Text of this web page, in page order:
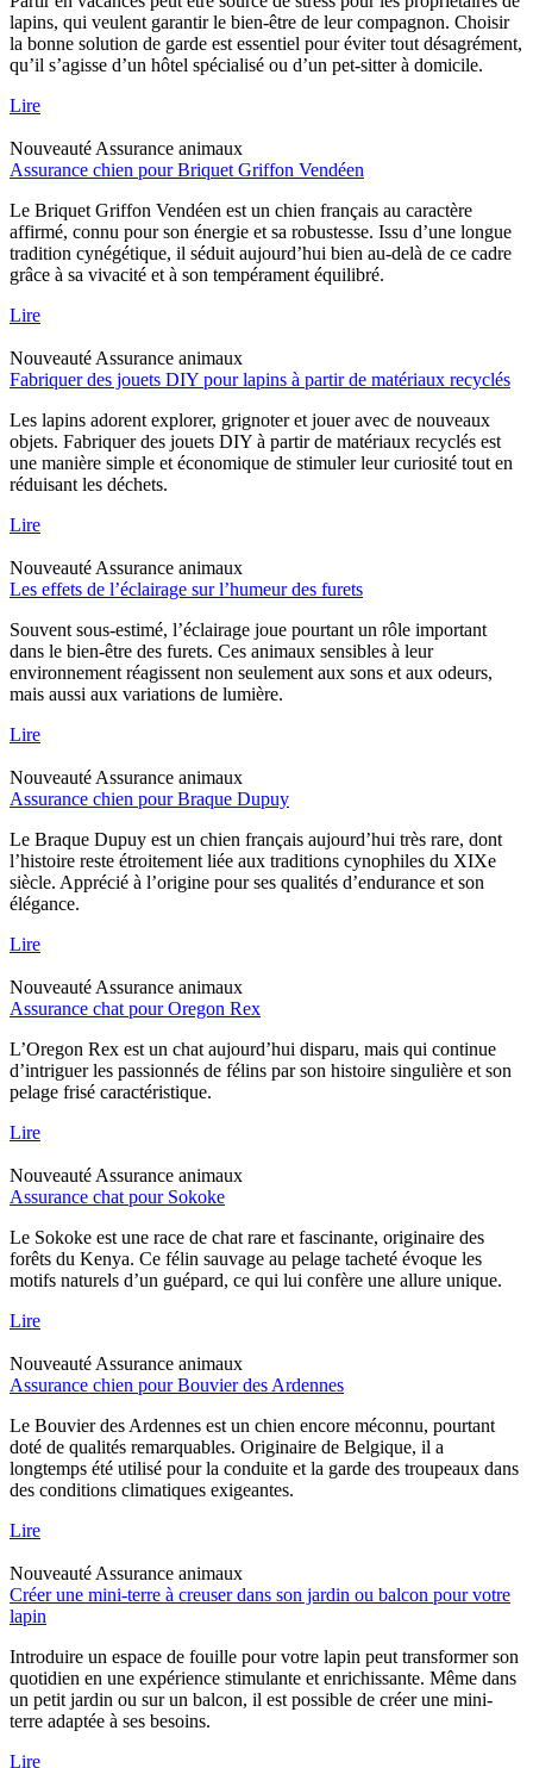
lapins, qui veulent garantir le bien-être de leur compagnon. Choisir
la bonne solution de garde est essentiel pour éviter tout désagrément,
qu’il s’agisse d’un hôtel spécialisé ou d’un pet-sitter à domicile.
Lire
Nouveauté Assurance animaux
Assurance chien pour Briquet Griffon Vendéen
Le Briquet Griffon Vendéen est un chien français au caractère
affirmé, connu pour son énergie et sa robustesse. Issu d’une longue
tradition cynégétique, il séduit aujourd’hui bien au-delà de ce cadre
grâce à sa vivacité et à son tempérament équilibré.
Lire
Nouveauté Assurance animaux
Fabriquer des jouets DIY pour lapins à partir de matériaux recyclés
Les lapins adorent explorer, grignoter et jouer avec de nouveaux
objets. Fabriquer des jouets DIY à partir de matériaux recyclés est
une manière simple et économique de stimuler leur curiosité tout en
réduisant les déchets.
Lire
Nouveauté Assurance animaux
Les effets de l’éclairage sur l’humeur des furets
Souvent sous-estimé, l’éclairage joue pourtant un rôle important
dans le bien-être des furets. Ces animaux sensibles à leur
environnement réagissent non seulement aux sons et aux odeurs,
mais aussi aux variations de lumière.
Lire
Nouveauté Assurance animaux
Assurance chien pour Braque Dupuy
Le Braque Dupuy est un chien français aujourd’hui très rare, dont
l’histoire reste étroitement liée aux traditions cynophiles du XIXe
siècle. Apprécié à l’origine pour ses qualités d’endurance et son
élégance.
Lire
Nouveauté Assurance animaux
Assurance chat pour Oregon Rex
L’Oregon Rex est un chat aujourd’hui disparu, mais qui continue
d’intriguer les passionnés de félins par son histoire singulière et son
pelage frisé caractéristique.
Lire
Nouveauté Assurance animaux
Assurance chat pour Sokoke
Le Sokoke est une race de chat rare et fascinante, originaire des
forêts du Kenya. Ce félin sauvage au pelage tacheté évoque les
motifs naturels d’un guépard, ce qui lui confère une allure unique.
Lire
Nouveauté Assurance animaux
Assurance chien pour Bouvier des Ardennes
Le Bouvier des Ardennes est un chien encore méconnu, pourtant
doté de qualités remarquables. Originaire de Belgique, il a
longtemps été utilisé pour la conduite et la garde des troupeaux dans
des conditions climatiques exigeantes.
Lire
Nouveauté Assurance animaux
Créer une mini-terre à creuser dans son jardin ou balcon pour votre
lapin
Introduire un espace de fouille pour votre lapin peut transformer son
quotidien en une expérience stimulante et enrichissante. Même dans
un petit jardin ou sur un balcon, il est possible de créer une mini-
terre adaptée à ses besoins.
Lire